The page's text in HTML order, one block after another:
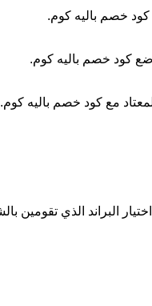
البراند الذي تقومين